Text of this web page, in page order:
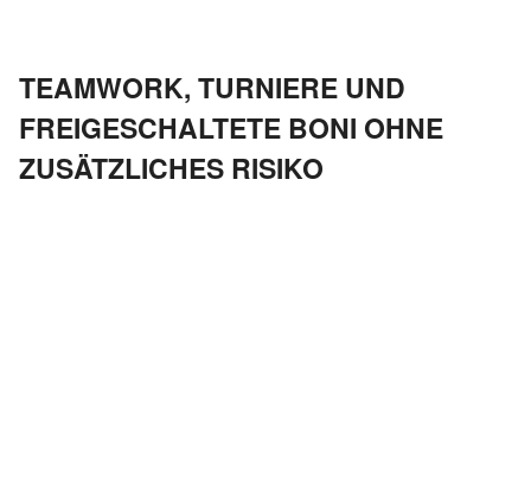
TEAMWORK, TURNIERE UND
FREIGESCHALTETE BONI OHNE
ZUSÄTZLICHES RISIKO